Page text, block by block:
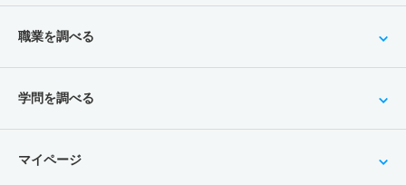
職業を調べる
学問を調べる
マイページ